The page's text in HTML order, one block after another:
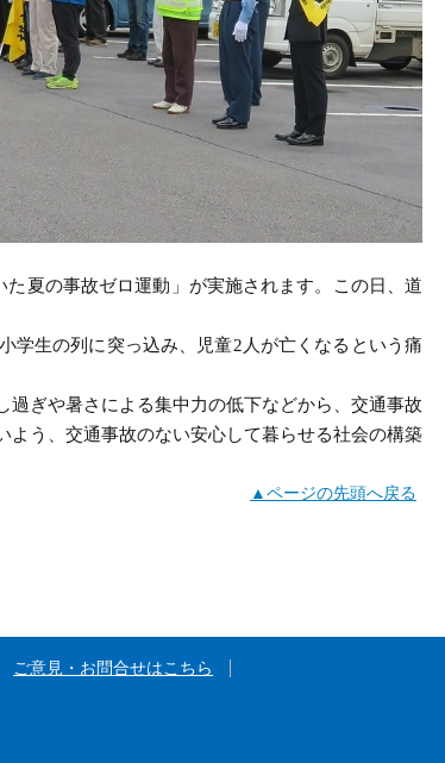
夏の事故ゼロ運動」が実施されます。この日、道
生の列に突っ込み、児童2人が亡くなるという痛
ぎや暑さによる集中力の低下などから、交通事故
う、交通事故のない安心して暮らせる社会の構築
▲ページの先頭へ戻る
ご意見・お問合せはこちら